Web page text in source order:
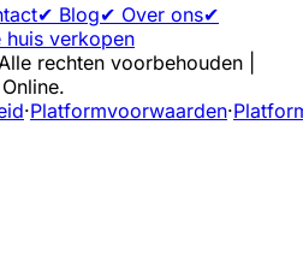
✔ Blog✔ Over ons✔
huis verkopen
rechten voorbehouden |
·Platformvoorwaarden·